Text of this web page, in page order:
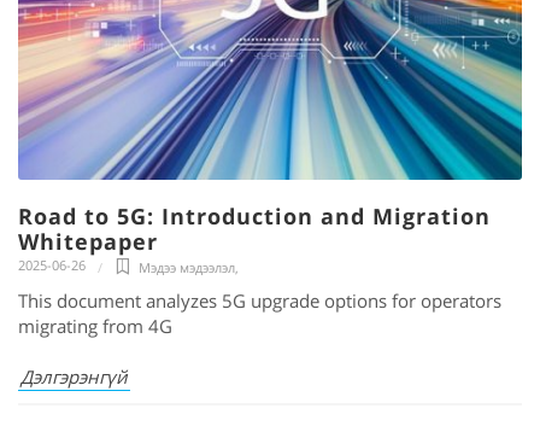
Road to 5G: Introduction and Migration
Whitepaper
2025-06-26 Мэдээ мэдээлэл,
This document analyzes 5G upgrade options for operators
migrating from 4G
Дэлгэрэнгүй